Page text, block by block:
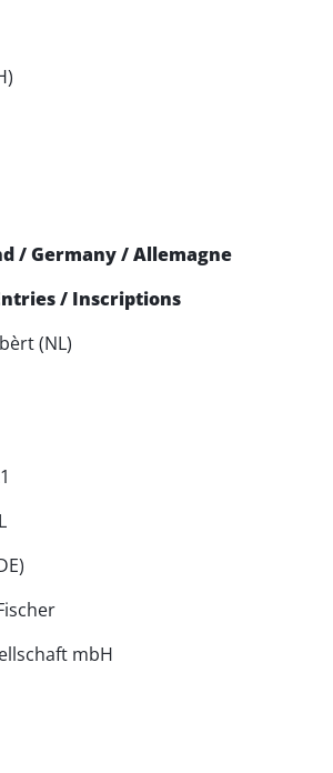
/ Germany / Allemagne
/ Inscriptions
(NL)
mbH